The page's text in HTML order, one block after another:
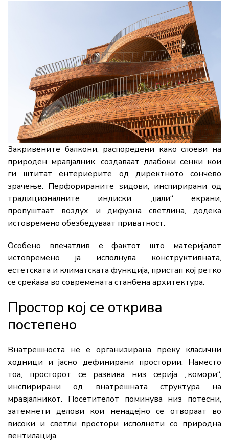
Закривените балкони, распоредени како слоеви на
природен мравјалник, создаваат длабоки сенки кои
ги штитат ентериерите од директното сончево
зрачење. Перфорираните ѕидови, инспирирани од
традиционалните индиски „џали“ екрани,
пропуштаат воздух и дифузна светлина, додека
истовремено обезбедуваат приватност.
Особено впечатлив е фактот што материјалот
истовремено ја исполнува конструктивната,
естетската и климатската функција, пристап кој ретко
се среќава во современата станбена архитектура.
Простор кој се открива
постепено
Внатрешноста не е организирана преку класични
ходници и јасно дефинирани простории. Наместо
тоа, просторот се развива низ серија „комори“,
инспирирани од внатрешната структура на
мравјалникот. Посетителот поминува низ потесни,
затемнети делови кои ненадејно се отвораат во
високи и светли простори исполнети со природна
вентилација.